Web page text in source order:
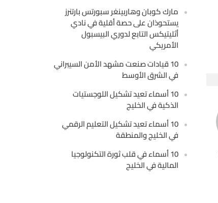
مارك كوبان وهاربينغر سبورتس بارتنرز
يستحوذان على حصة أقلية في نادي
أثليتيكس التابع لدوري البيسبول
الأمريكي
10 قيادات صنعت مشهد الأمن السيبراني
في الشرق الأوسط
10 أسماء تعيد تشكيل اللوجستيات
الذكية في الخليج
10 أسماء تعيد تشكيل التعليم الرقمي
في الخليج والمنطقة
10 أسماء في قلب ثورة التكنولوجيا
المالية في الخليج